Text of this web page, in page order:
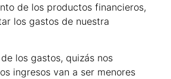
de los productos financieros,
los gastos de nuestra
los gastos, quizás nos
ingresos van a ser menores